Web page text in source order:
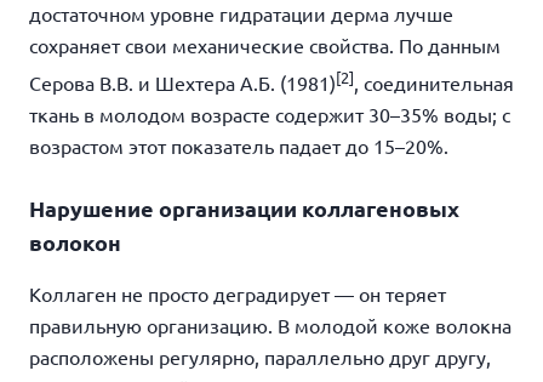
достаточном уровне гидратации дерма лучше
сохраняет свои механические свойства. По данным
Серова В.В. и Шехтера А.Б. (1981)[2], соединительная
ткань в молодом возрасте содержит 30–35% воды; с
возрастом этот показатель падает до 15–20%.
Нарушение организации коллагеновых
волокон
Коллаген не просто деградирует — он теряет
правильную организацию. В молодой коже волокна
расположены регулярно, параллельно друг другу,